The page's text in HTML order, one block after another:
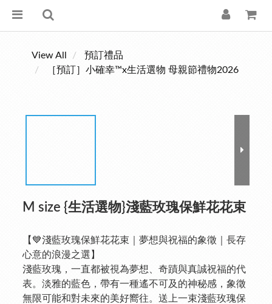
View All
預訂禮品
［預訂］小確幸™x生活選物 母親節禮物2026
M size {生活選物}淺藍玫瑰保鮮花花束
【💙淺藍玫瑰保鮮花花束｜夢想與祝福的象徵｜長存
心意的浪漫之選】
淺藍玫瑰，一直都被視為夢想、奇蹟與真誠祝福的代
表。淡雅的藍色，帶有一種遙不可及的神秘感，象徵
無限可能和對未來的美好嚮往。送上一束淺藍玫瑰保